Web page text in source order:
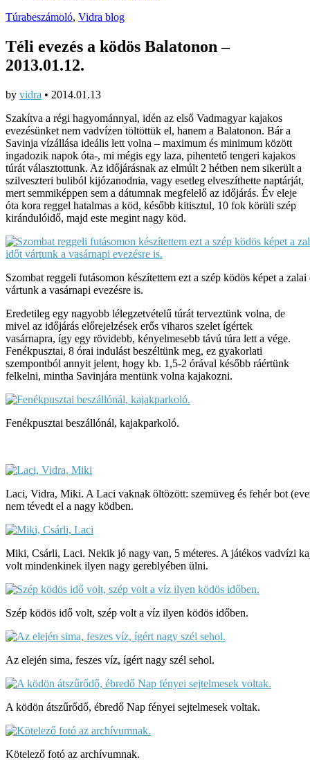
Túrabeszámoló, Vidra blog
Téli evezés a ködös Balatonon –
2013.01.12.
by vidra • 2014.01.13
Szakítva a régi hagyománnyal, idén az első Vadmagyar kajakos
evezésünket nem vadvízen töltöttük el, hanem a Balatonon. Bár a
Savinja vízállása ideális lett volna – maximum és minimum között
ingadozik napok óta-, mi mégis egy laza, pihentető tengeri kajakos
túrát választottunk. Az időjárásnak az elmúlt 2 hétben nem sikerült a
szilveszteri buliból kijózanodnia, vagy esetleg elveszíthette naptárját,
mert semmiképpen sem a dátumnak megfelelő az időjárás. Év eleje
óta kora reggel hatalmas a köd, később kitisztul, 10 fok körüli szép
kirándulóidő, majd este megint nagy köd.
Szombat reggeli futásomon készítettem ezt a szép ködös képet a
vártunk a vasárnapi evezésre is.
Eredetileg egy nagyobb lélegzetvételű túrát terveztünk volna, de
mivel az időjárás előrejelzések erős viharos szelet ígértek
vasárnapra, így egy rövidebb, kényelmesebb távú túra lett a vége.
Fenékpusztai, 8 órai indulást beszéltünk meg, ez gyakorlati
szempontból annyit jelent, hogy kb. 1,5-2 órával később ráértünk
felkelni, mintha Savinjára mentünk volna kajakozni.
Fenékpusztai beszállónál, kajakparkoló.
Laci, Vidra, Miki. A Laci vaknak öltözött: szemüveg és fehér bot
nem tévedt el a nagy ködben.
Miki, Csárli, Laci. Nekik jó nagy van, 5 méteres. A játékos vadvízi
volt mindenkinek ilyen nagy gereblyében ülni.
Szép ködös idő volt, szép volt a víz ilyen ködös időben.
Az elején sima, feszes víz, ígért nagy szél sehol.
A ködön átszűrődő, ébredő Nap fényei sejtelmesek voltak.
Kötelező fotó az archívumnak.